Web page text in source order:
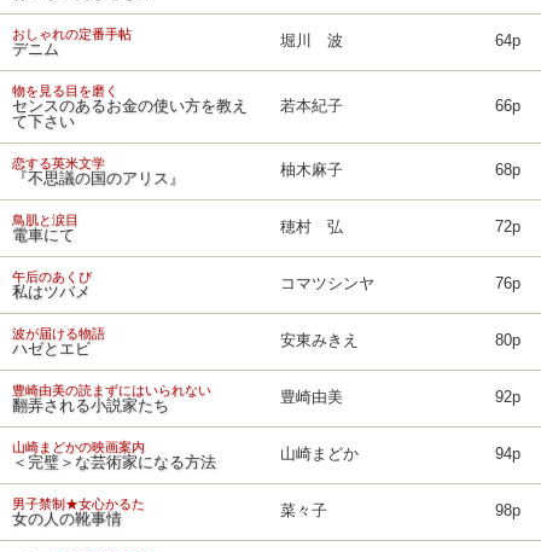
おしゃれの定番手帖
デニム 堀川 波 64p
物を見る目を磨く
センスのあるお金の使い方を教え
て下さい
若本紀子 66p
恋する英米文学
『不思議の国のアリス』 柚木麻子 68p
鳥肌と涙目
電車にて 穂村 弘 72p
午后のあくび
私はツバメ コマツシンヤ 76p
波が届ける物語
ハゼとエビ 安東みきえ 80p
豊崎由美の読まずにはいられない
翻弄される小説家たち 豊崎由美 92p
山崎まどかの映画案内
＜完璧＞な芸術家になる方法 山崎まどか 94p
男子禁制★女心かるた
女の人の靴事情 菜々子 98p